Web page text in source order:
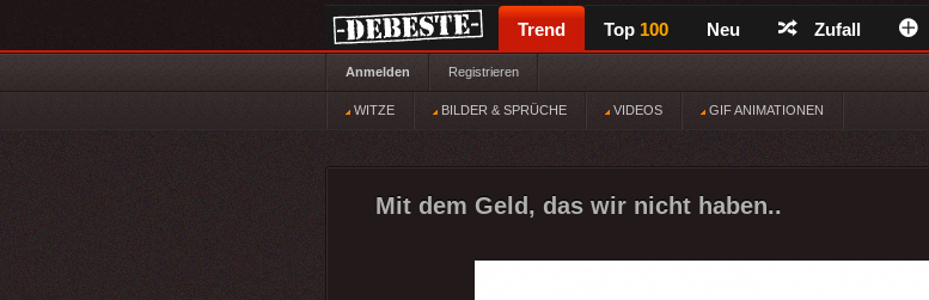
Trend Top 100 Neu Zufall
Anmelden Registrieren
WITZE BILDER & SPRÜCHE VIDEOS GIF ANIMATIONEN
Mit dem Geld, das wir nicht haben..